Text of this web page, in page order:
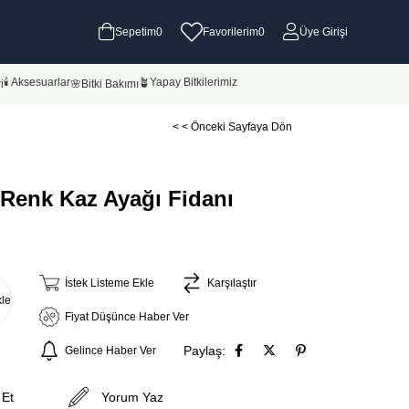
Sepetim0 Favorilerim0 Üye Girişi
🕯 Aksesuarlar🌸Bitki Bakımı🪴Yapay Bitkilerimiz
< < Önceki Sayfaya Dön
Kaz Ayağı Fidanı
İstek Listeme Ekle Karşılaştır
Fiyat Düşünce Haber Ver
Gelince Haber Ver Paylaş:
Yorum Yaz